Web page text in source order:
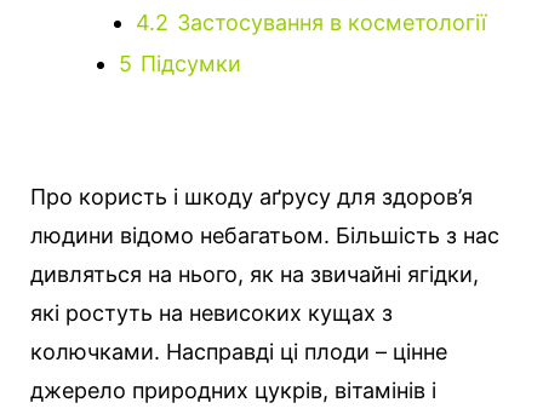
4.2 Застосування в косметології
5 Підсумки
Про користь і шкоду аґрусу для здоров’я
людини відомо небагатьом. Більшість з нас
дивляться на нього, як на звичайні ягідки,
які ростуть на невисоких кущах з
колючками. Насправді ці плоди – цінне
джерело природних цукрів, вітамінів і